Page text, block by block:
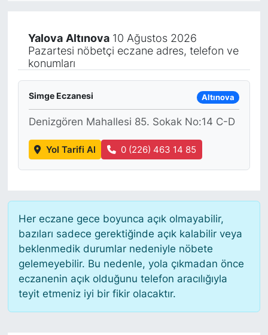
Yalova Altınova10 Ağustos 2026
Pazartesi nöbetçi eczane adres, telefon ve
konumları
Simge Eczanesi Altınova
Denizgören Mahallesi 85. Sokak No:14 C-D
Yol Tarifi Al 0 (226) 463 14 85
Her eczane gece boyunca açık olmayabilir,
bazıları sadece gerektiğinde açık kalabilir veya
beklenmedik durumlar nedeniyle nöbete
gelemeyebilir. Bu nedenle, yola çıkmadan önce
eczanenin açık olduğunu telefon aracılığıyla
teyit etmeniz iyi bir fikir olacaktır.
KÖŞE YAZILARI (Arşiv)
KÜLTÜR SANAT
MAGAZİN
RÖPORTAJ
SARIYER HABERLERİ
SARIYER İMAR BARIŞI
SEKTÖR
SİYASET